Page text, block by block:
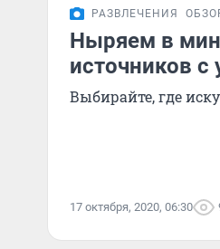
РАЗВЛЕЧЕНИЯ
Ныряем в
источников с
Выбирайте, где
17 октября, 2020, 06:30